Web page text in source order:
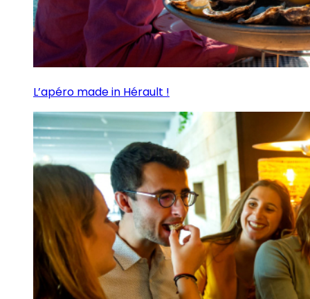
L’apéro made in Hérault !